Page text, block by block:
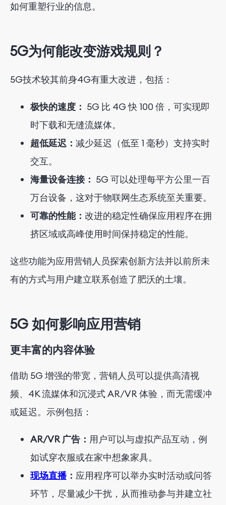
医疗保健应用
5G时代的机遇与挑战
5G时代应用营销的关键策略
拥抱沉浸式内容
利用实时分析
拓展新市场
优化性能
5G 时代的应用营销未来
结论
如何重塑行业的信息。
5G为何能改变游戏规则？
5G技术较其前身4G有重大改进，包括：
极快的速度： 5G 比 4G 快 100 倍，可实现即
时下载和无缝流媒体。
超低延迟： 减少延迟（低至 1 毫秒）支持实时
交互。
海量设备连接： 5G 可以处理每平方公里一百
万台设备，这对于物联网生态系统至关重要。
可靠的性能： 改进的稳定性确保应用程序在拥
挤区域或高峰使用时间保持稳定的性能。
这些功能为应用营销人员探索创新方法并以前所未
有的方式与用户建立联系创造了肥沃的土壤。
5G 如何影响应用营销
更丰富的内容体验
借助 5G 增强的带宽，营销人员可以提供高清视
频、4K 流媒体和沉浸式 AR/VR 体验，而无需缓冲
或延迟。示例包括：
AR/VR 广告： 用户可以与虚拟产品互动，例
如试穿衣服或在家中想象家具。
现场直播 ： 应用程序可以举办实时活动或问答
环节，尽量减少干扰，从而推动参与并建立社